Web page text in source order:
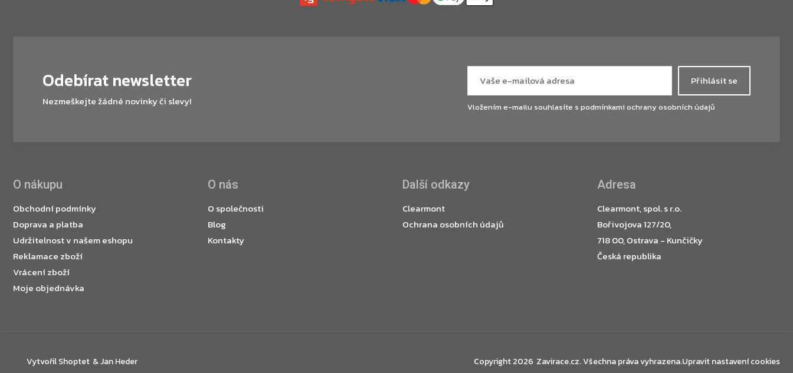
Odebírat newsletter
Nezmeškejte žádné novinky či slevy!
Přihlásit se
Vložením e-mailu souhlasíte s podmínkami ochrany osobních údajů
O nákupu
Obchodní podmínky
Doprava a platba
Udržitelnost v našem eshopu
Reklamace zboží
Vrácení zboží
Moje objednávka
O nás
O společnosti
Blog
Kontakty
Další odkazy
Clearmont
Ochrana osobních údajů
Adresa
Clearmont, spol. s r.o.
Bořivojova 127/20,
718 00, Ostrava - Kunčičky
Česká republika
Vytvořil Shoptet Copyright 2026 Zavirace.cz. Všechna práva vyhrazena.Upravit nastavení cookies